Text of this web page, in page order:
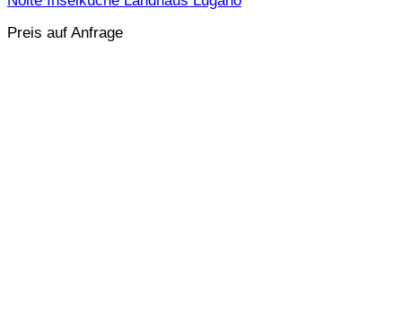
Preis auf Anfrage